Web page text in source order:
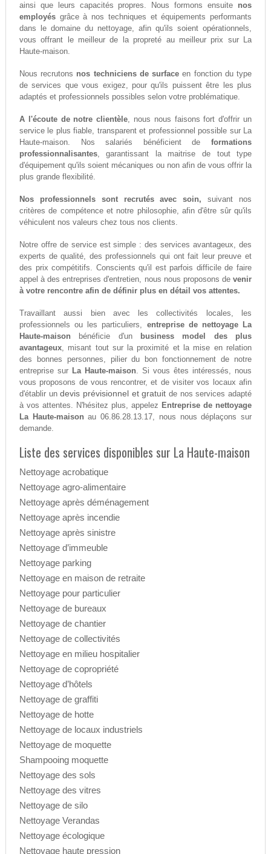
ainsi que leurs capacités propres. Nous formons ensuite nos
employésgrâce à nos techniques et équipements performants
dans le domaine du nettoyage, afin qu'ils soient opérationnels,
vous offrant le meilleur de la propreté au meilleur prix sur La
Haute-maison.
Nous recrutons nos techniciens de surface en fonction du type
de services que vous exigez, pour qu'ils puissent être les plus
adaptés et professionnels possibles selon votre problématique.
A l'écoute de notre clientèle, nous nous faisons fort d'offrir un
service le plus fiable, transparent et professionnel possible sur La
Haute-maison. Nos salariés bénéficient deformations
professionnalisantes, garantissant la maitrise de tout type
d'équipement qu'ils soient mécaniques ou non afin de vous offrir la
plus grande flexibilité.
Nos professionnels sont recrutés avec soin, suivant nos
critères de compétence et notre philosophie, afin d'être sûr qu'ils
véhiculent nos valeurs chez tous nos clients.
Notre offre de service est simple : des services avantageux, des
experts de qualité, des professionnels qui ont fait leur preuve et
des prix compétitifs. Conscients qu'il est parfois difficile de faire
appel à des entreprises d'entretien, nous nous proposons devenir
à votre rencontre afin de définir plus en détail vos attentes.
Travaillant aussi bien avec les collectivités locales, les
professionnels ou les particuliers, entreprise de nettoyage La
Haute-maison bénéficie d'un
business model des plus
avantageux, misant tout sur la proximité et la mise en relation
des bonnes personnes, pilier du bon fonctionnement de notre
entreprise sur La Haute-maison. Si vous êtes intéressés, nous
vous proposons de vous rencontrer, et de visiter vos locaux afin
d'établir undevis prévisionnel et gratuit de nos services adapté
à vos attentes. N'hésitez plus, appelez Entreprise de nettoyage
La Haute-maison au 06.86.28.13.17, nous nous déplaçons sur
demande.
Liste des services disponibles sur La Haute-maison
Nettoyage acrobatique
Nettoyage agro-alimentaire
Nettoyage après déménagement
Nettoyage après incendie
Nettoyage après sinistre
Nettoyage d’immeuble
Nettoyage parking
Nettoyage en maison de retraite
Nettoyage pour particulier
Nettoyage de bureaux
Nettoyage de chantier
Nettoyage de collectivités
Nettoyage en milieu hospitalier
Nettoyage de copropriété
Nettoyage d’hôtels
Nettoyage de graffiti
Nettoyage de hotte
Nettoyage de locaux industriels
Nettoyage de moquette
Shampooing moquette
Nettoyage des sols
Nettoyage des vitres
Nettoyage de silo
Nettoyage Verandas
Nettoyage écologique
Nettoyage haute pression